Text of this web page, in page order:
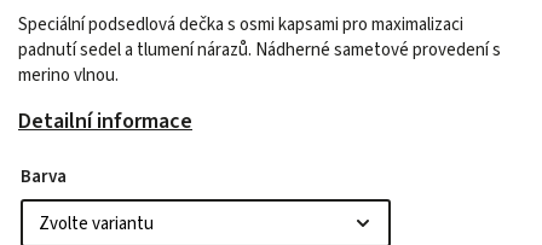
Speciální podsedlová dečka s osmi kapsami pro maximalizaci
padnutí sedel a tlumení nárazů. Nádherné sametové provedení s
merino vlnou.
Detailní informace
Barva